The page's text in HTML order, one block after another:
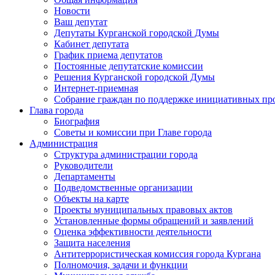
Новости
Ваш депутат
Депутаты Курганской городской Думы
Кабинет депутата
График приема депутатов
Постоянные депутатские комиссии
Решения Курганской городской Думы
Интернет-приемная
Собрание граждан по поддержке инициативных
Глава города
Биография
Советы и комиссии при Главе города
Администрация
Структура администрации города
Руководители
Департаменты
Подведомственные организации
Объекты на карте
Проекты муниципальных правовых актов
Установленные формы обращений и заявлений
Оценка эффективности деятельности
Защита населения
Антитеррористическая комиссия города Кургана
Полномочия, задачи и функции